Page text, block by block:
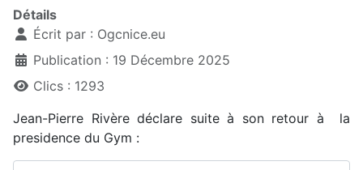
Détails
Écrit par : Ogcnice.eu
Publication : 19 Décembre 2025
Clics : 1293
Jean-Pierre Rivère déclare suite à son retour à la
presidence du Gym :